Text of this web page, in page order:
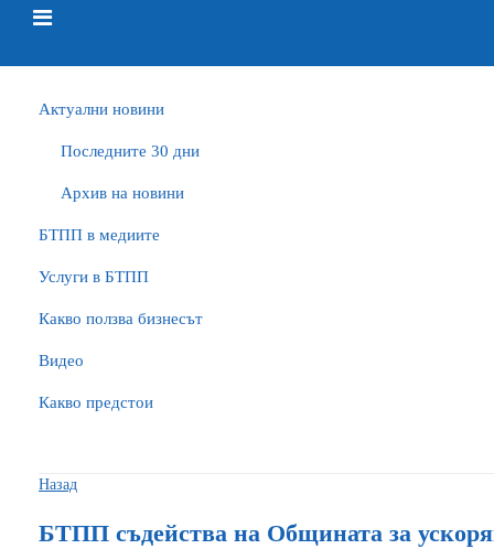
Актуални новини
Последните 30 дни
Архив на новини
БTПП в медиите
Услуги в БТПП
Какво ползва бизнесът
Видео
Какво предстои
Назад
БТПП съдейства на Общината за